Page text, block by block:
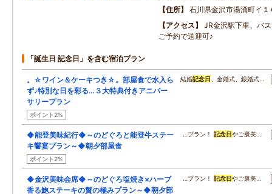
住所
石川県金沢市湯涌町イ１
アクセス
JR金沢駅下車、バ
ご予約で送迎可♪
「誕生日 記念日」を含む宿泊プラン
。☆ワイン＆ケーキつき☆。部屋食で水入ら
ず♪特別な日を彩る…３大特典付きアニバー
サリープラン
ポイント2%
結婚記念日 、金婚式、銀婚式…
◆能登美味紀行◆～のどぐろと能登牛ステー
キ饗宴プラン～◆朝夕部屋食
ポイント2%
…プラン！記念日やご褒美…
◆金沢美味会席◆～のどぐろ塩焼き×ハーブ
香る鮑ステーキの贅の極みプラン～◆朝夕部
…プラン！記念日やご褒美…